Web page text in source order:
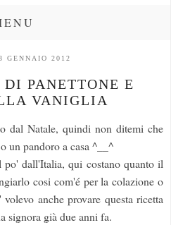
GENNAIO 2012
PANETTONE E
VANIGLIA
dal Natale, quindi non ditemi che
un pandoro a casa ^__^
dall'Italia, qui costano quanto il
cosi com'é per la colazione o
anche provare questa ricetta
signora già due anni fa.